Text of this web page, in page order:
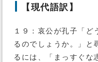
【現代語訳】
１９：哀公が孔子「ど
るのでしょうか。」と
るには、「まっすぐな